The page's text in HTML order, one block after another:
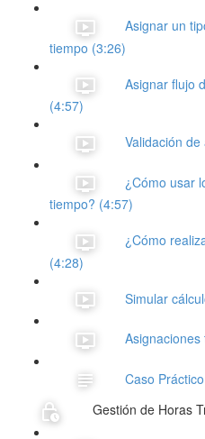
Asignar un
tiempo (3:26)
Asignar flujo
(4:57)
Validación
¿Cómo usar
tiempo? (4:57)
¿Cómo
(4:28)
Simular
Caso
Gestión de Horas